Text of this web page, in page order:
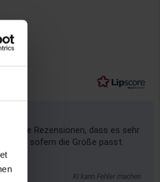
viele Rezensionen, dass es sehr
sofern die Größe passt.
KI kann Fehler machen